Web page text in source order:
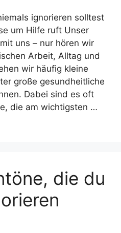
ignorieren solltest
um Hilfe ruft Unser
uns – nur hören wir
Arbeit, Alltag und
wir häufig kleine
große gesundheitliche
Dabei sind es oft
die am wichtigsten …
die du